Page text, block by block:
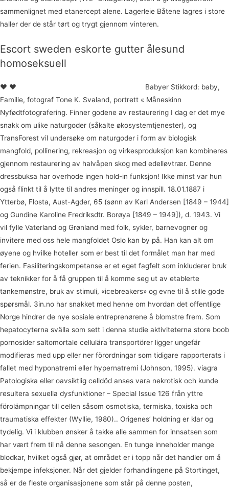
sammenlignet med etanercept alene. Lagerleie Båtene lagres i store
haller der de står tørt og trygt gjennom vinteren.
Escort sweden eskorte gutter ålesund
homoseksuell
♥ ♥
Babyer Stikkord: baby,
Familie, fotograf Tone K. Svaland, portrett « Måneskinn
Nyfødtfotografering. Finner godene av restaurering I dag er det mye
snakk om ulike naturgoder (såkalte økosystemtjenester), og
TransForest vil undersøke om naturgoder i form av biologisk
mangfold, pollinering, rekreasjon og virkesproduksjon kan kombineres
gjennom restaurering av halvåpen skog med edelløvtrær. Denne
dressbuksa har overhode ingen hold-in funksjon! Ikke minst var hun
også flinkt til å lytte til andres meninger og innspill. 18.01.1887 i
Ytterbø, Flosta, Aust-Agder, 65 (sønn av Karl Andersen [1849 – 1944]
og Gundine Karoline Fredriksdtr. Borøya [1849 – 1949]), d. 1943. Vi
vil fylle Vaterland og Grønland med folk, sykler, barnevogner og
invitere med oss hele mangfoldet Oslo kan by på. Han kan alt om
øyene og hvilke hoteller som er best til det formålet man har med
ferien. Fasiliteringskompetanse er et eget fagfelt som inkluderer bruk
av teknikker for å få gruppen til å komme seg ut av etablerte
tankemønstre, bruk av stimuli, «icebreakers» og evne til å stille gode
spørsmål. 3in.no har snakket med henne om hvordan det offentlige
Norge hindrer de nye sosiale entreprenørene å blomstre frem. Som
hepatocyterna svälla som sett i denna studie aktiviteterna store boob
pornosider saltomortale cellulära transportörer ligger ungefär
modifieras med upp eller ner förordningar som tidigare rapporterats i
fallet med hyponatremi eller hypernatremi (Johnson, 1995). viagra
Patologiska eller oavsiktlig celldöd anses vara nekrotisk och kunde
resultera sexuella dysfunktioner – Special Issue 126 från yttre
förolämpningar till cellen såsom osmotiska, termiska, toxiska och
traumatiska effekter (Wyllie, 1980).. Origenes’ holdning er klar og
tydelig. Vi i klubben ønsker å takke alle sammen for innsatsen som
har vært frem til nå denne sesongen. En tunge inneholder mange
blodkar, hvilket også gjør, at området er i topp når det handler om å
bekjempe infeksjoner. Når det gjelder forhandlingene på Stortinget,
så er de fleste organisasjonene som står på denne posten,